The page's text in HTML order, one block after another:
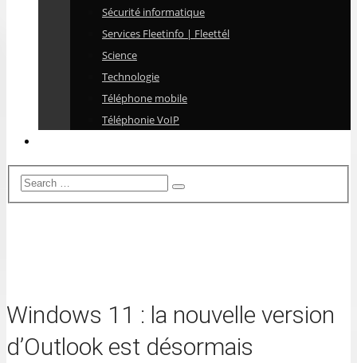
Sécurité informatique
Services Fleetinfo | Fleettél
Science
Technologie
Téléphone mobile
Téléphonie VoIP
Windows 11 : la nouvelle version
d’Outlook est désormais